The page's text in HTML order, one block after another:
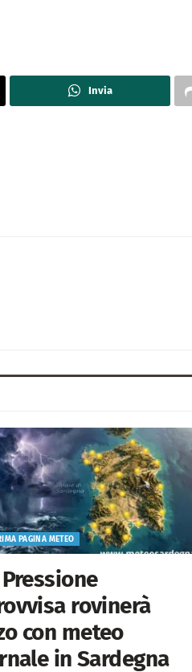
Invia
PAGINA METEO
rovinerà
con meteo
in Sardegna